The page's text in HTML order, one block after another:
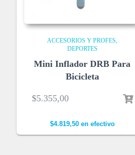
ACCESORIOS Y PROFES
DEPORTES
Mini Inflador DRB Para
Bicicleta
$5.355,00
$4.819,50en efectivo